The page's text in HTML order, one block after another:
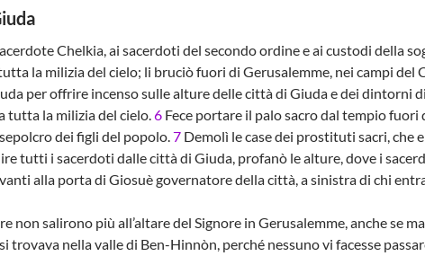
Chelkia, ai sacerdoti del secondo ordine e ai custodi della
la milizia del cielo; li bruciò fuori di Gerusalemme, nei campi del
per offrire incenso sulle alture delle città di Giuda e dei dintorni
tutta la milizia del cielo.6 Fece portare il palo sacro dal tempio
dei figli del popolo.7 Demolì le case dei prostituti sacri, che
tutti i sacerdoti dalle città di Giuda, profanò le alture, dove i
alla porta di Giosuè governatore della città, a sinistra di chi
non salirono più all’altare del Signore in Gerusalemme, anche se
trovava nella valle di Ben-Hinnòn, perché nessuno vi facesse